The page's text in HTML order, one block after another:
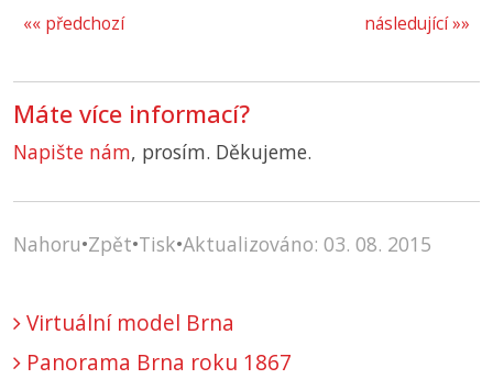
následující »»
«« předchozí
Máte více informací?
Napište nám, prosím. Děkujeme.
Nahoru•Zpět•Tisk•Aktualizováno: 03. 08. 2015
Virtuální model Brna
Panorama Brna roku 1867